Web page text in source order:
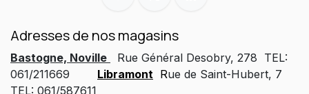
Adresses de nos magasins
Bastogne, Noville
Rue Général Desobry, 278 TEL:
061/211669
Libramont Rue de Saint-Hubert, 7
TEL: 061/587611